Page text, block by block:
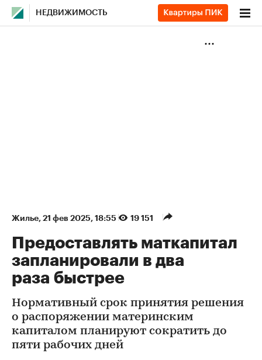
НЕДВИЖИМОСТЬ
Жилье⁠, 21 фев 2025, 18:55 19 151
Предоставлять маткапитал
запланировали в два
раза быстрее
Нормативный срок принятия решения
о распоряжении материнским
капиталом планируют сократить до
пяти рабочих дней